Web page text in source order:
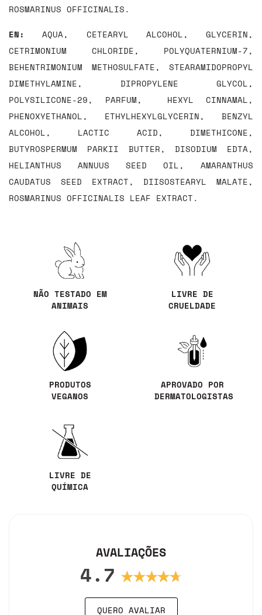
NÃO TESTADO EM
ANIMAIS
LIVRE DE
CRUELDADE
PRODUTOS
VEGANOS
APROVADO POR
DERMATOLOGISTAS
LIVRE DE
QUÍMICA
ROSMARINUS OFFICINALIS.
EN:AQUA, CETEARYL ALCOHOL, GLYCERIN,
CETRIMONIUM CHLORIDE, POLYQUATERNIUM-7,
BEHENTRIMONIUM METHOSULFATE, STEARAMIDOPROPYL
DIMETHYLAMINE, DIPROPYLENE GLYCOL,
POLYSILICONE-29, PARFUM, HEXYL CINNAMAL,
PHENOXYETHANOL, ETHYLHEXYLGLYCERIN, BENZYL
ALCOHOL, LACTIC ACID, DIMETHICONE,
BUTYROSPERMUM PARKII BUTTER, DISODIUM EDTA,
HELIANTHUS ANNUUS SEED OIL, AMARANTHUS
CAUDATUS SEED EXTRACT, DIISOSTEARYL MALATE,
ROSMARINUS OFFICINALIS LEAF EXTRACT.
AVALIAÇÕES
4.7
QUERO AVALIAR